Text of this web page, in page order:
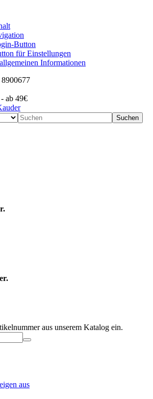
Button
für Einstellungen
Informationen
ab 49€
Suchen
aus unserem Katalog ein.
aus